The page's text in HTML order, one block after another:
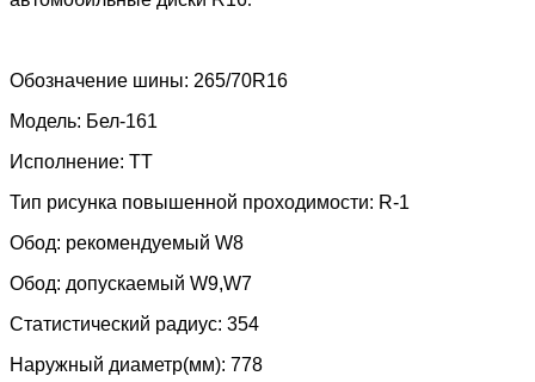
Обозначение шины: 265/70R16
Модель: Бел-161
Исполнение: TT
Тип рисунка повышенной проходимости: R-1
Обод: рекомендуемый W8
Обод: допускаемый W9,W7
Статистический радиус: 354
Наружный диаметр(мм): 778